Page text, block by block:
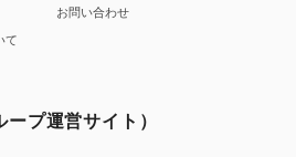
て
お問い合わせ
プ運営サイト）